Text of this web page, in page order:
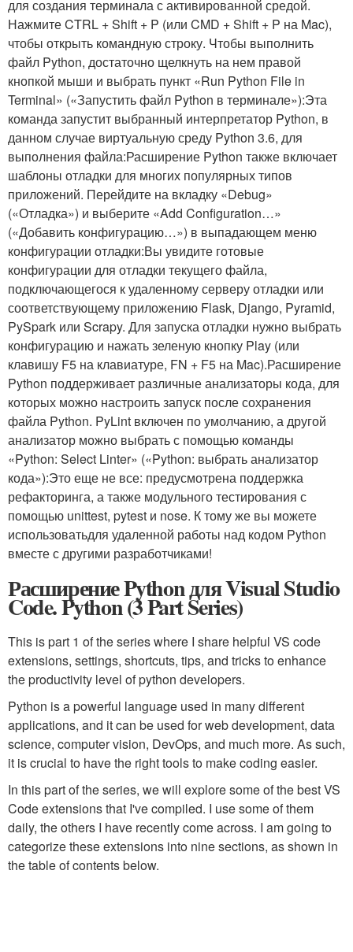
для создания терминала с активированной средой.
Нажмите CTRL + Shift + P (или CMD + Shift + P на Mac),
чтобы открыть командную строку. Чтобы выполнить
файл Python, достаточно щелкнуть на нем правой
кнопкой мыши и выбрать пункт «Run Python File in
Terminal» («Запустить файл Python в терминале»):Эта
команда запустит выбранный интерпретатор Python, в
данном случае виртуальную среду Python 3.6, для
выполнения файла:Расширение Python также включает
шаблоны отладки для многих популярных типов
приложений. Перейдите на вкладку «Debug»
(«Отладка») и выберите «Add Configuration…»
(«Добавить конфигурацию…») в выпадающем меню
конфигурации отладки:Вы увидите готовые
конфигурации для отладки текущего файла,
подключающегося к удаленному серверу отладки или
соответствующему приложению Flask, Django, Pyramid,
PySpark или Scrapy. Для запуска отладки нужно выбрать
конфигурацию и нажать зеленую кнопку Play (или
клавишу F5 на клавиатуре, FN + F5 на Mac).Расширение
Python поддерживает различные анализаторы кода, для
которых можно настроить запуск после сохранения
файла Python. PyLint включен по умолчанию, а другой
анализатор можно выбрать с помощью команды
«Python: Select Linter» («Python: выбрать анализатор
кода»):Это еще не все: предусмотрена поддержка
рефакторинга, а также модульного тестирования с
помощью unittest, pytest и nose. К тому же вы можете
использоватьдля удаленной работы над кодом Python
вместе с другими разработчиками!
Расширение Python для Visual Studio
Code. Python (3 Part Series)
This is part 1 of the series where I share helpful VS code
extensions, settings, shortcuts, tips, and tricks to enhance
the productivity level of python developers.
Python is a powerful language used in many different
applications, and it can be used for web development, data
science, computer vision, DevOps, and much more. As such,
it is crucial to have the right tools to make coding easier.
In this part of the series, we will explore some of the best VS
Code extensions that I've compiled. I use some of them
daily, the others I have recently come across. I am going to
categorize these extensions into nine sections, as shown in
the table of contents below.